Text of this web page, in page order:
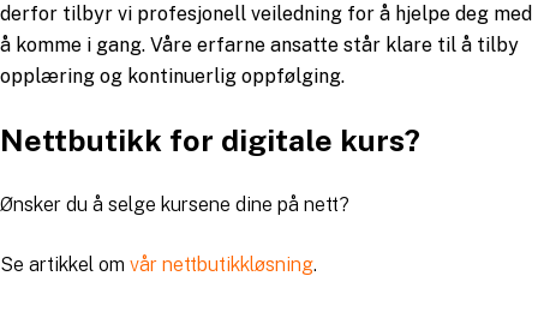
derfor tilbyr vi profesjonell veiledning for å hjelpe deg med
å komme i gang. Våre erfarne ansatte står klare til å tilby
opplæring og kontinuerlig oppfølging.
Nettbutikk for digitale kurs?
Ønsker du å selge kursene dine på nett?
Se artikkel om vår nettbutikkløsning.